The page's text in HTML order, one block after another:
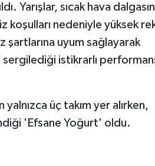
Yarışlar, sıcak hava
koşulları nedeniyle yüksek
şartlarına uyum sağlayarak
sergilediği istikrarlı
üç takım yer alırken,
'Efsane Yoğurt' oldu.